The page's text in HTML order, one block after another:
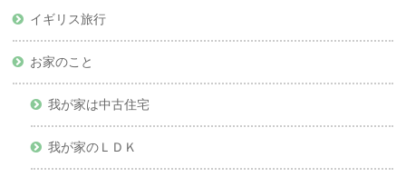
イギリス旅行
お家のこと
我が家は中古住宅
我が家のＬＤＫ